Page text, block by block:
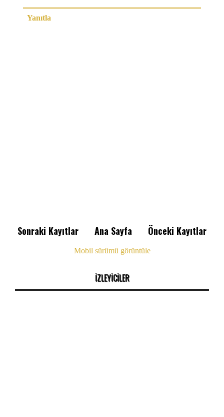
Yanıtla
Sonraki Kayıtlar Önceki Kayıtlar
Ana Sayfa
Mobil sürümü görüntüle
İZLEYİCİLER